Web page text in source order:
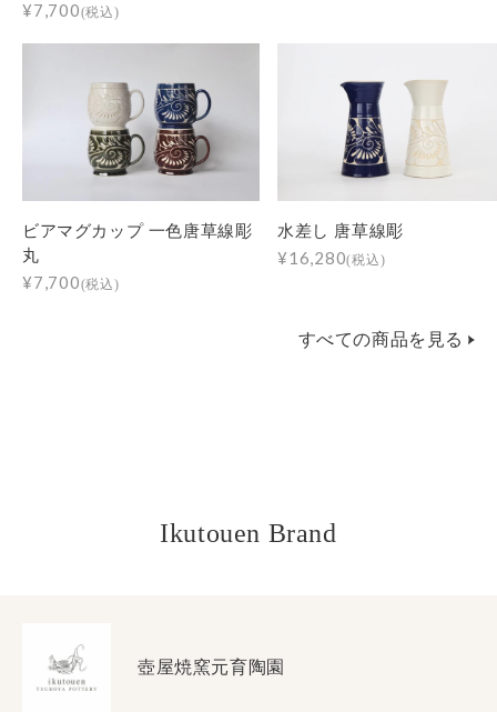
¥7,700(税込)
ビアマグカップ 一色唐草線彫
丸
¥7,700(税込)
水差し 唐草線彫
¥16,280(税込)
すべての商品を見る
Ikutouen Brand
壺屋焼窯元育陶園